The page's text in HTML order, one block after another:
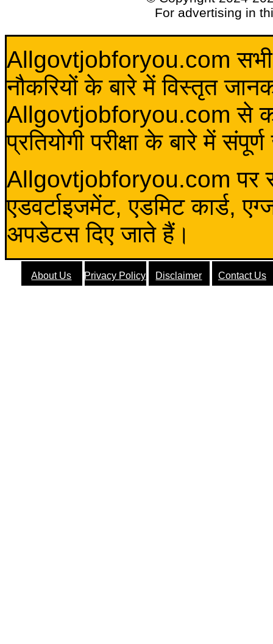
For advertising in
Allgovtjobforyou.com सभी
नौकरियों के बारे में विस्तृत
Allgovtjobforyou.com से कोई
प्रतियोगी परीक्षा के बारे में
Allgovtjobforyou.com पर
एडवर्टाइजमेंट, एडमिट कार्ड,
अपडेटस दिए जाते हैं।
About Us Privacy Policy Disclaimer Contact Us